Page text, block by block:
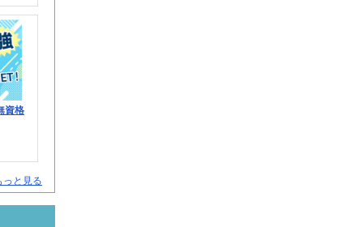
資格
と見る